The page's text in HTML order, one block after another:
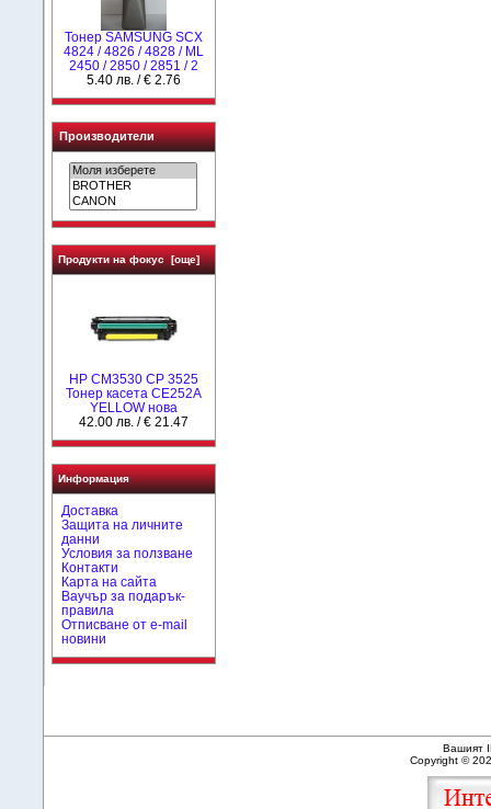
Тонер SAMSUNG SCX
4824 / 4826 / 4828 / ML
2450 / 2850 / 2851 / 2
5.40 лв. / € 2.76
Производители
Продукти на фокус [още]
HP CM3530 CP 3525
Тонер касета CE252A
YELLOW нова
42.00 лв. / € 21.47
Информация
Доставка
Защита на личните
данни
Условия за ползване
Контакти
Карта на сайта
Ваучър за подарък-
правила
Отписване от e-mail
новини
Вашият
Copyright ©